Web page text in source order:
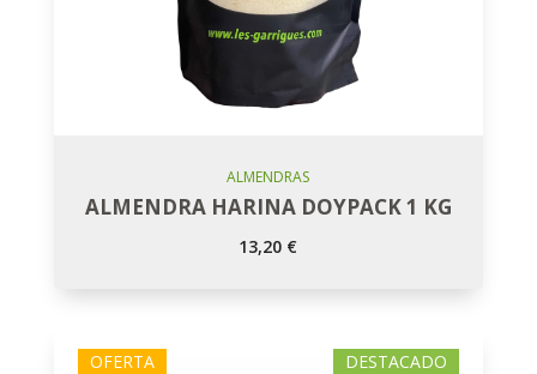
Añadir Al Carro
ALMENDRAS
ALMENDRA HARINA DOYPACK 1 KG
13,20 €
OFERTA DESTACADO